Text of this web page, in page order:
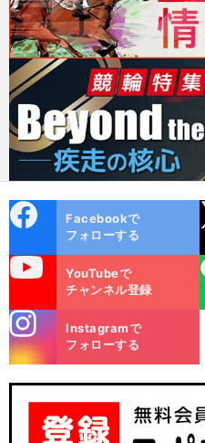
ok
Facebookで
フォローする
YouTubeで
チャンネル登録
LINE
m
Instagramで
フォローする